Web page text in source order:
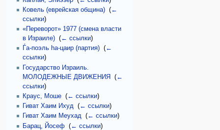
Ковель (еврейская община)‎ (←
ссылки)
«Переворот» 1977 (смена власти
в Израиле)‎ (← ссылки)
Ѓа-поэль hа-цаир (партия)‎ (←
ссылки)
Государство Израиль.
МОЛОДЕЖНЫЕ ДВИЖЕНИЯ
(←
ссылки)
Краус, Моше‎ (← ссылки)
Гиват Хаим Ихуд‎ (← ссылки)
Гиват Хаим Меухад‎ (← ссылки)
Барац, Йосеф‎ (← ссылки)